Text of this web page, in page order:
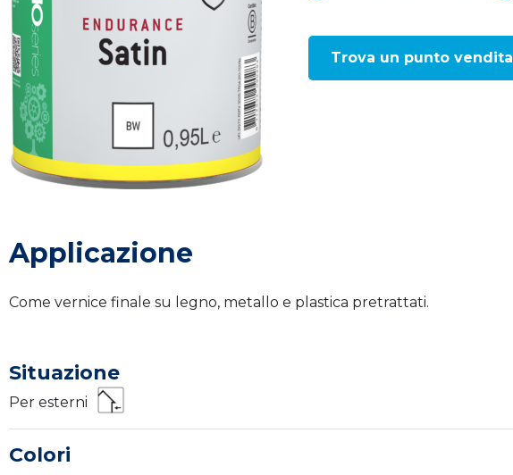
Trova un punto vendita
Applicazione
Come vernice finale su legno, metallo e plastica pretrattati.
Situazione
Per esterni
Colori